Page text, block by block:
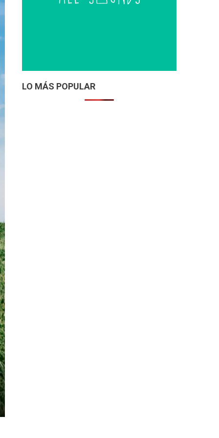
LO MÁS POPULAR